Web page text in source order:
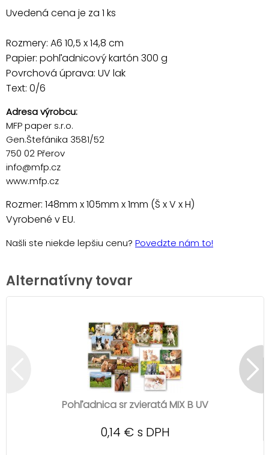
Uvedená cena je za 1 ks
Rozmery: A6 10,5 x 14,8 cm
Papier: pohľadnicový kartón 300 g
Povrchová úprava: UV lak
Text: 0/6
Adresa výrobcu:
MFP paper s.r.o.
Gen.Štefánika 3581/52
750 02 Přerov
info@mfp.cz
www.mfp.cz
Rozmer: 148mm x 105mm x 1mm (Š x V x H)
Vyrobené v EU.
Našli ste niekde lepšiu cenu? Povedzte nám to!
Alternatívny tovar
Pohľadnica sr zvieratá MIX B UV
0,14 € s DPH